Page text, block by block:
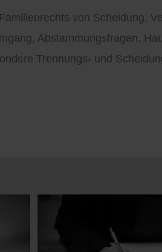
von Scheidung,
Abstammungsfragen,
Trennungs- und